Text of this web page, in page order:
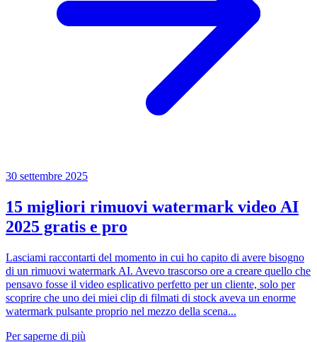
30 settembre 2025
15 migliori rimuovi watermark video AI
2025 gratis e pro
Lasciami raccontarti del momento in cui ho capito di avere bisogno
di un rimuovi watermark AI. Avevo trascorso ore a creare quello che
pensavo fosse il video esplicativo perfetto per un cliente, solo per
scoprire che uno dei miei clip di filmati di stock aveva un enorme
watermark pulsante proprio nel mezzo della scena...
Per saperne di più